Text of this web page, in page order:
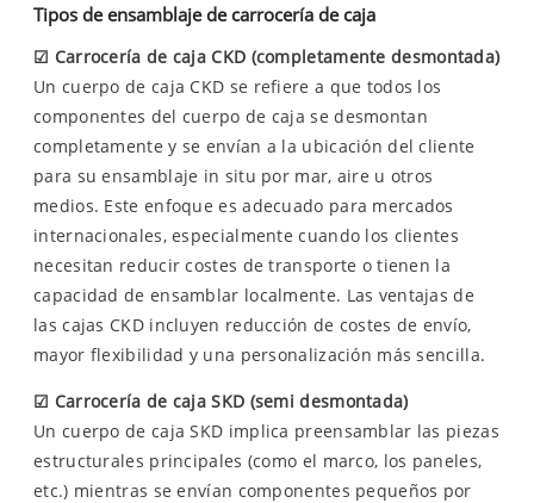
Tipos de ensamblaje de carrocería de caja
☑ Carrocería de caja CKD (completamente desmontada)
Un cuerpo de caja CKD se refiere a que todos los
componentes del cuerpo de caja se desmontan
completamente y se envían a la ubicación del cliente
para su ensamblaje in situ por mar, aire u otros
medios. Este enfoque es adecuado para mercados
internacionales, especialmente cuando los clientes
necesitan reducir costes de transporte o tienen la
capacidad de ensamblar localmente. Las ventajas de
las cajas CKD incluyen reducción de costes de envío,
mayor flexibilidad y una personalización más sencilla.
☑ Carrocería de caja SKD (semi desmontada)
Un cuerpo de caja SKD implica preensamblar las piezas
estructurales principales (como el marco, los paneles,
etc.) mientras se envían componentes pequeños por